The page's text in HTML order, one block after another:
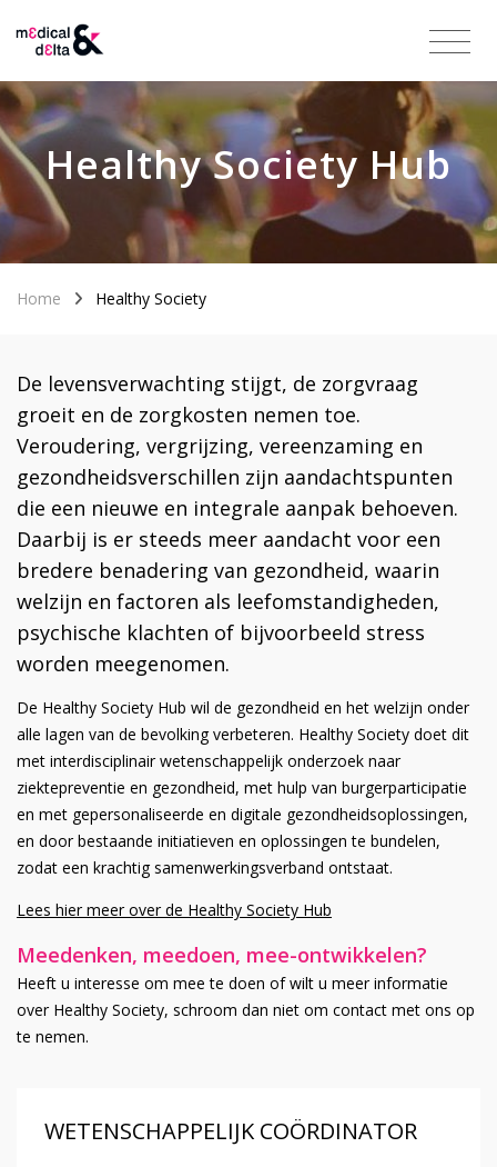
Healthy Society Hub
Home Healthy Society
De levensverwachting stijgt, de zorgvraag
groeit en de zorgkosten nemen toe.
Veroudering, vergrijzing, vereenzaming en
gezondheidsverschillen zijn aandachtspunten
die een nieuwe en integrale aanpak behoeven.
Daarbij is er steeds meer aandacht voor een
bredere benadering van gezondheid, waarin
welzijn en factoren als leefomstandigheden,
psychische klachten of bijvoorbeeld stress
worden meegenomen.
De Healthy Society Hub wil de gezondheid en het welzijn onder
alle lagen van de bevolking verbeteren. Healthy Society doet dit
met interdisciplinair wetenschappelijk onderzoek naar
ziektepreventie en gezondheid, met hulp van burgerparticipatie
en met gepersonaliseerde en digitale gezondheidsoplossingen,
en door bestaande initiatieven en oplossingen te bundelen,
zodat een krachtig samenwerkingsverband ontstaat.
Lees hier meer over de Healthy Society Hub
Meedenken, meedoen, mee-ontwikkelen?
Heeft u interesse om mee te doen of wilt u meer informatie
over Healthy Society, schroom dan niet om contact met ons op
te nemen.
WETENSCHAPPELIJK COÖRDINATOR